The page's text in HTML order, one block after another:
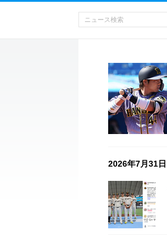
2026年7月31日